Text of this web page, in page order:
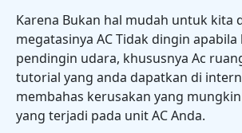
Karena Bukan hal mudah untuk kita
megatasinya AC Tidak dingin
pendingin udara, khususnya Ac
tutorial yang anda dapatkan di
membahas kerusakan yang
yang terjadi pada unit AC Anda.